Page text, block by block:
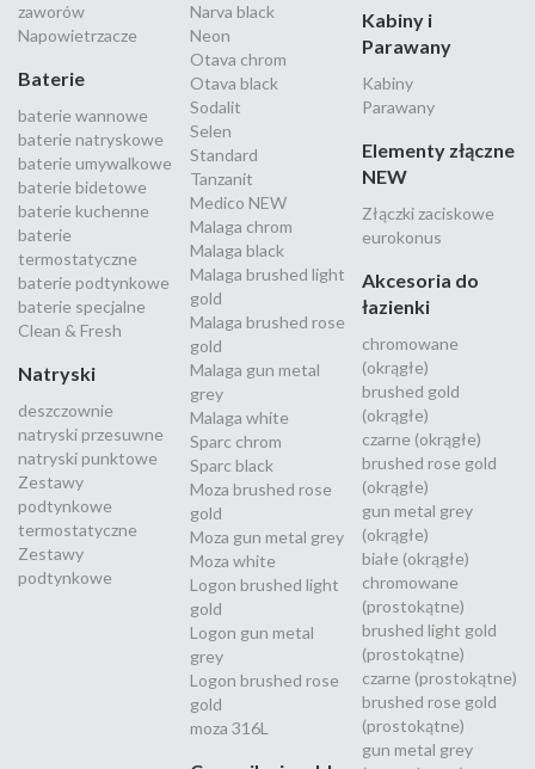
zaworów
Napowietrzacze
Baterie
baterie wannowe
baterie natryskowe
baterie umywalkowe
baterie bidetowe
baterie kuchenne
baterie
termostatyczne
baterie podtynkowe
baterie specjalne
Clean & Fresh
Natryski
deszczownie
natryski przesuwne
natryski punktowe
Zestawy
podtynkowe
termostatyczne
Zestawy
podtynkowe
Narva black
Neon
Otava chrom
Otava black
Sodalit
Selen
Standard
Tanzanit
Medico NEW
Malaga chrom
Malaga black
Malaga brushed light
gold
Malaga brushed rose
gold
Malaga gun metal
grey
Malaga white
Sparc chrom
Sparc black
Moza brushed rose
gold
Moza gun metal grey
Moza white
Logon brushed light
gold
Logon gun metal
grey
Logon brushed rose
gold
moza 316L
Kabiny i
Parawany
Kabiny
Parawany
Elementy złączne
NEW
Złączki zaciskowe
eurokonus
Akcesoria do
łazienki
chromowane
(okrągłe)
brushed gold
(okrągłe)
czarne (okrągłe)
brushed rose gold
(okrągłe)
gun metal grey
(okrągłe)
białe (okrągłe)
chromowane
(prostokątne)
brushed light gold
(prostokątne)
czarne (prostokątne)
brushed rose gold
(prostokątne)
gun metal grey